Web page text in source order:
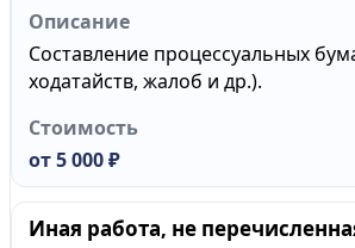
Составление процессуальных
ходатайств, жалоб и др.).
от 5 000 ₽
Иная работа, не